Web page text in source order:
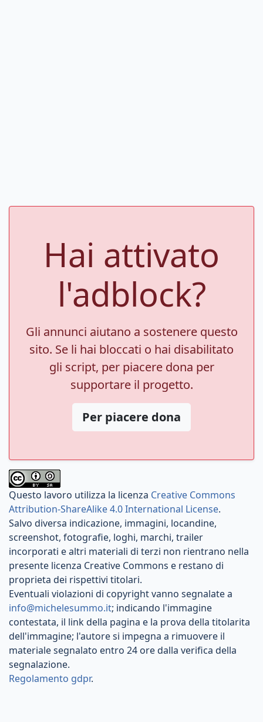
Hai attivato
l'adblock?
Gli annunci aiutano a sostenere questo
sito. Se li hai bloccati o hai disabilitato
gli script, per piacere dona per
supportare il progetto.
Per piacere dona
Questo lavoro utilizza la licenza Creative Commons
Attribution-ShareAlike 4.0 International License.
Salvo diversa indicazione, immagini, locandine,
screenshot, fotografie, loghi, marchi, trailer
incorporati e altri materiali di terzi non rientrano nella
presente licenza Creative Commons e restano di
proprieta dei rispettivi titolari.
Eventuali violazioni di copyright vanno segnalate a
info@michelesummo.it; indicando l'immagine
contestata, il link della pagina e la prova della titolarita
dell'immagine; l'autore si impegna a rimuovere il
materiale segnalato entro 24 ore dalla verifica della
segnalazione.
Regolamento gdpr.